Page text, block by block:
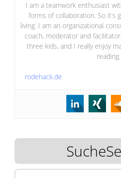
I am a teamwork enthusiast
forms of collaboration. So it’s
living. I am an organizational
coach, moderator and
three kids, and I really enjoy
reading.
rodehack.de